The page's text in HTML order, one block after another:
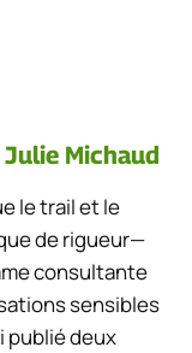
Julie Michaud
le trail et le
de rigueur—
consultante
sensibles
publié deux